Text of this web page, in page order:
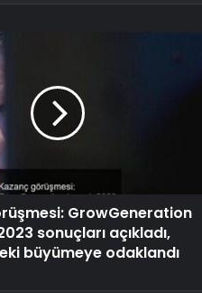
GrowGeneration
sonuçları açıkladı,
büyümeye odaklandı